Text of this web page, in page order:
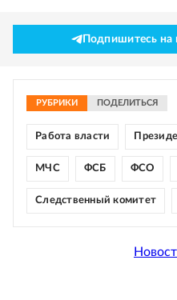
Подпишитесь на
РУБРИКИ ПОДЕЛИТЬСЯ
Работа власти
МЧС ФСБ ФСО
Следственный комитет